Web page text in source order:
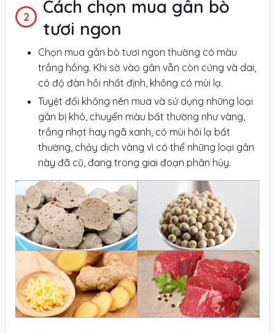
Cách chọn mua gân bò
tươi ngon
Chọn mua gân bò tươi ngon thường có màu
trắng hồng. Khi sờ vào gân vẫn còn cứng và dai,
có độ đàn hồi nhất định, không có mùi lạ.
Tuyệt đối không nên mua và sử dụng những loại
gân bị khô, chuyển màu bất thường như vàng,
trắng nhợt hay ngã xanh, có mùi hôi lạ bất
thường, chảy dịch vàng vì có thể những loại gân
này đã cũ, đang trong giai đoạn phân hủy.